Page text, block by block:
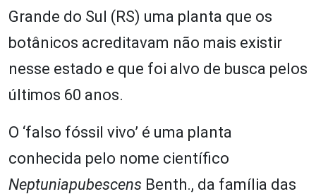
Grande do Sul (RS) uma planta que os
botânicos acreditavam não mais existir
nesse estado e que foi alvo de busca pelos
últimos 60 anos.
O ‘falso fóssil vivo’ é uma planta
conhecida pelo nome científico
Neptuniapubescens Benth., da família das